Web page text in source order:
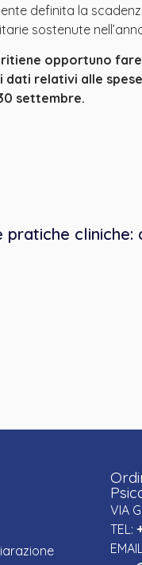
definita la
sostenute
opportuno
dati relativi alle
settembre.
VIA
TEL: